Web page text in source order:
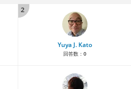
2
Yuya J. Kato
回答数： 0